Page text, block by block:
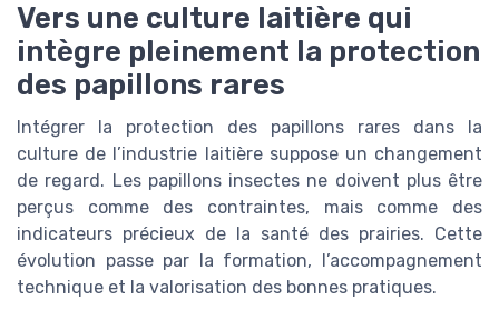
Vers une culture laitière qui
intègre pleinement la protection
des papillons rares
Intégrer la protection des papillons rares dans la
culture de l’industrie laitière suppose un changement
de regard. Les papillons insectes ne doivent plus être
perçus comme des contraintes, mais comme des
indicateurs précieux de la santé des prairies. Cette
évolution passe par la formation, l’accompagnement
technique et la valorisation des bonnes pratiques.